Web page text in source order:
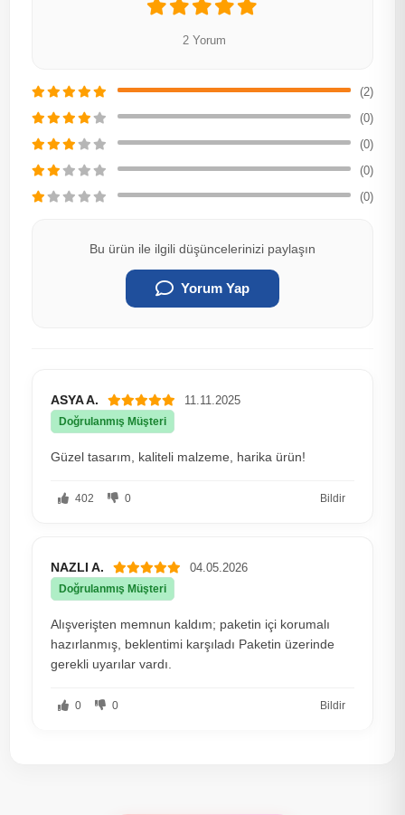
2 Yorum
(2)
(0)
(0)
(0)
(0)
Bu ürün ile ilgili düşüncelerinizi paylaşın
Yorum Yap
ASYA A. 11.11.2025
Doğrulanmış Müşteri
Güzel tasarım, kaliteli malzeme, harika ürün!
402 0 Bildir
NAZLI A. 04.05.2026
Doğrulanmış Müşteri
Alışverişten memnun kaldım; paketin içi korumalı
hazırlanmış, beklentimi karşıladı Paketin üzerinde
gerekli uyarılar vardı.
0 0 Bildir